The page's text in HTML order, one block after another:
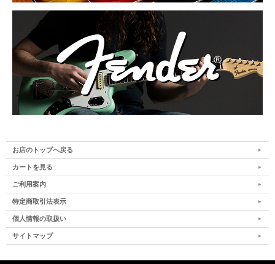
お店のトップへ戻る
カートを見る
ご利用案内
特定商取引法表示
個人情報の取扱い
サイトマップ